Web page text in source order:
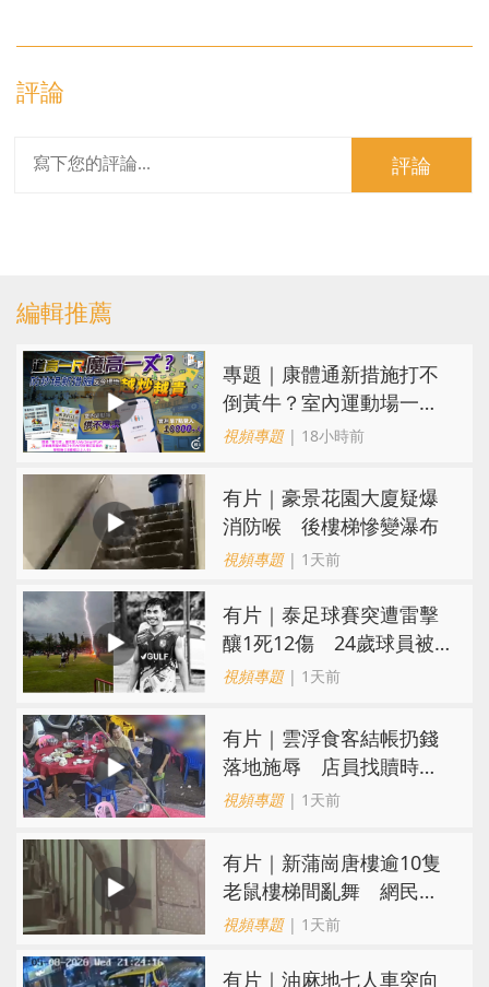
評論
評論
編輯推薦
專題｜康體通新措施打不
倒黃牛？室內運動場一場
難求越炒越貴
視頻專題| 18小時前
有片｜豪景花園大廈疑爆
消防喉 後樓梯慘變瀑布
視頻專題| 1天前
有片｜泰足球賽突遭雷擊
釀1死12傷 24歲球員被
閃電劈中亡
視頻專題| 1天前
​有片｜雲浮食客結帳扔錢
落地施辱 店員找贖時還
施彼身獲老闆肯定
視頻專題| 1天前
有片｜新蒲崗唐樓逾10隻
老鼠樓梯間亂舞 網民嚇
親：每次經過都要好大勇
視頻專題| 1天前
有片｜油麻地七人車突向